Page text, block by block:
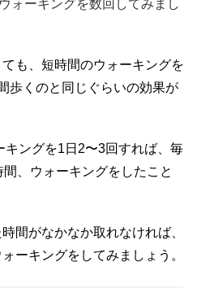
ォーキングを数回してみまし
も、短時間のウォーキングを
歩くのと同じぐらいの効果が
キングを1日2〜3回すれば、毎
、ウォーキングをしたこと
間がなかなか取れなければ、
ーキングをしてみましょう。